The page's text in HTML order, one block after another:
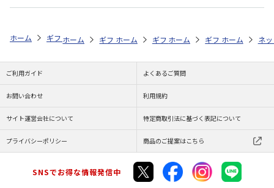
ホーム ギフトストア お中元・夏ギフト特集 2026 うなぎ・魚・海鮮
ホーム ギフトストア お中元・夏ギフト特集 2026
ホーム ギフトストア お中元・夏ギフト
ホーム ギフトストア お
ホーム ネ
ご利用ガイド よくあるご質問
お問い合わせ 利用規約
サイト運営会社について 特定商取引法に基づく表記について
プライバシーポリシー 商品のご提案はこちら
SNSでお得な情報発信中